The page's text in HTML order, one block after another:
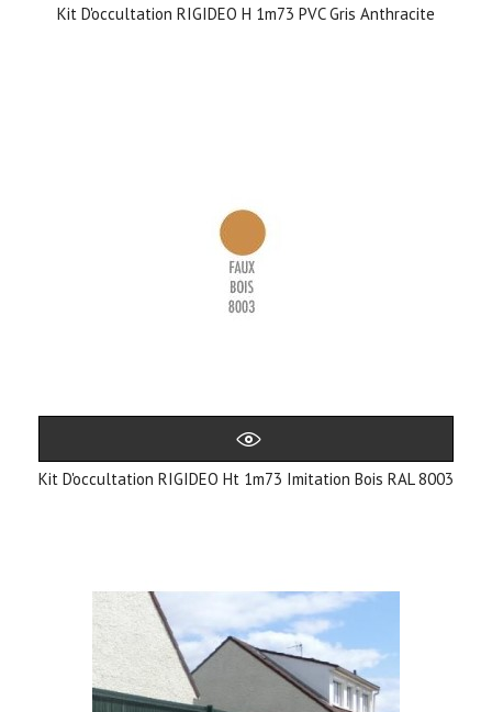
Kit D'occultation RIGIDEO H 1m73 PVC Gris Anthracite
Kit D'occultation RIGIDEO Ht 1m73 Imitation Bois RAL 8003